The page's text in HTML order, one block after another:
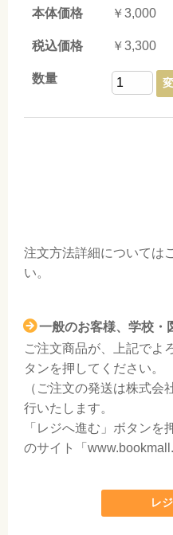
￥3,000
￥3,300
注文方法詳細については
い。
一般のお客様、学校・
ご注文商品が、上記でよ
タンを押してください。
（ご注文の発送は株式
行いたします。
「レジへ進む」ボタンを
のサイト「
レ